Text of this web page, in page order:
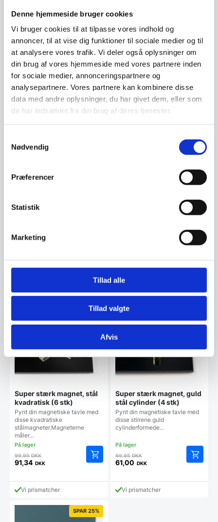
Denne hjemmeside bruger cookies
Vi bruger cookies til at tilpasse vores indhold og
annoncer, til at vise dig funktioner til sociale medier og til
at analysere vores trafik. Vi deler også oplysninger om
din brug af vores hjemmeside med vores partnere inden
for sociale medier, annonceringspartnere og
analysepartnere. Vores partnere kan kombinere disse
data med andre oplysninger, du har givet dem, eller som
de har indsamlet fra din brug af deres tjenester.
Nødvendig
Præferencer
Statistik
Marketing
Tillad alle
Tillad valgte
Afvis
Vi prismatcher - Klik her
Relaterede varer
SPAR 17%
Super Stærk Magnetisk Bambus
Den
pris
var:
Den
aktuelle
90,00 DKK.
SPAR 30%
egetræs kugle (3 stk)
Super Stærke magneter. Kugle i
Egetræ. Dia. 2 cm.Bemærk
pris
var:
Den
aktuelle
pris
er:
70,00 DKK.
Vi prismatcher
Super stærk magnet, stål
kvadratisk (6 stk)
Pynt din magnetiske tavle med
disse kvadratiske
stålmagneter.Magneterne
måler…
99,95DKKDen
oprindelige
var:
99,95 DKK.
91,34 DKK
aktuelle
pris
91,34 DKK.
Vi prismatcher
Super stærk magnet, guld
stål cylinder (4 stk)
Pynt din magnetiske tavle med
disse stilrene guld
cylinderformede…
99,95DKKDen
oprindelige
var:
99,95 DKK.
61,00 DKK
aktuelle
prisVi prismatcher
SPAR 25%